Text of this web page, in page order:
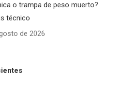
o trampa de peso muerto?
técnico
de 2026